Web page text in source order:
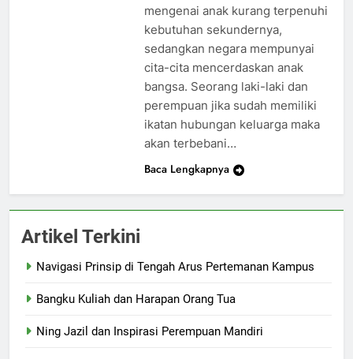
mengenai anak kurang terpenuhi
kebutuhan sekundernya,
sedangkan negara mempunyai
cita-cita mencerdaskan anak
bangsa. Seorang laki-laki dan
perempuan jika sudah memiliki
ikatan hubungan keluarga maka
akan terbebani…
Baca Lengkapnya
Artikel Terkini
Navigasi Prinsip di Tengah Arus Pertemanan Kampus
Bangku Kuliah dan Harapan Orang Tua
Ning Jazil dan Inspirasi Perempuan Mandiri